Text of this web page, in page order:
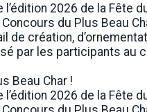
l’édition 2026 de la Fête
du Plus Beau
de création,
par les participants au
Beau Char !
l’édition 2026 de la Fête